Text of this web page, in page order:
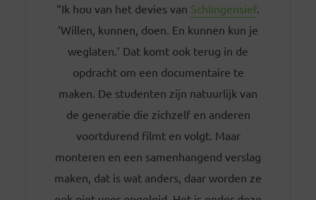
“Ik hou van het devies van Schlingensief.
‘Willen, kunnen, doen. En kunnen kun je
weglaten.’ Dat komt ook terug in de
opdracht om een documentaire te
maken. De studenten zijn natuurlijk van
de generatie die zichzelf en anderen
voortdurend filmt en volgt. Maar
monteren en een samenhangend verslag
maken, dat is wat anders, daar worden ze